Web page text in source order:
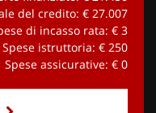
del credito: € 27.007
di incasso rata: € 3
Spese istruttoria: € 250
Spese assicurative: € 0